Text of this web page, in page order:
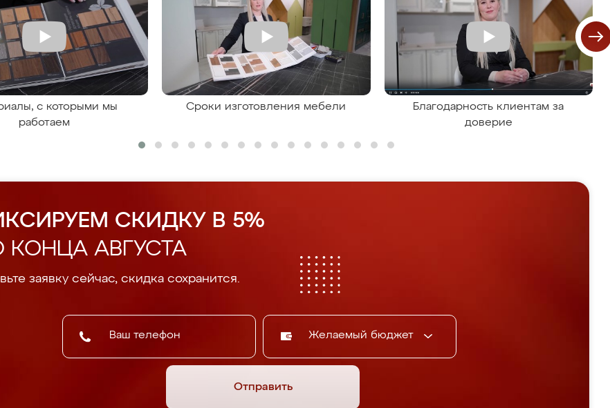
с которыми мы
работаем
Сроки изготовления мебели
Благодарность клиентам за
доверие
СКИДКУ В 5%
КОНЦА АВГУСТА
заявку сейчас, скидка сохранится.
Желаемый бюджет
Отправить